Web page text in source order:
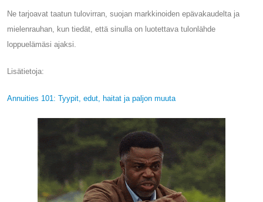
Ne tarjoavat taatun tulovirran, suojan markkinoiden epävakaudelta ja
mielenrauhan, kun tiedät, että sinulla on luotettava tulonlähde
loppuelämäsi ajaksi.
Lisätietoja:
Annuities 101: Tyypit, edut, haitat ja paljon muuta